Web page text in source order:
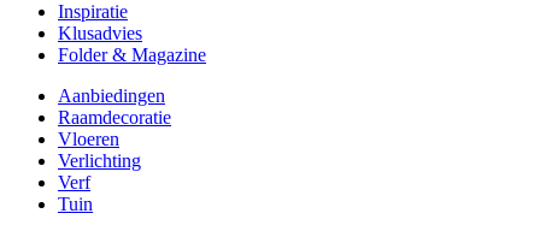
Inspiratie
Klusadvies
Folder & Magazine
Aanbiedingen
Raamdecoratie
Vloeren
Verlichting
Verf
Tuin